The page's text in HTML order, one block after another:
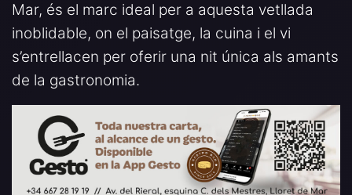
Mar, és el marc ideal per a aquesta vetllada
inoblidable, on el paisatge, la cuina i el vi
s’entrellacen per oferir una nit única als amants
de la gastronomia.